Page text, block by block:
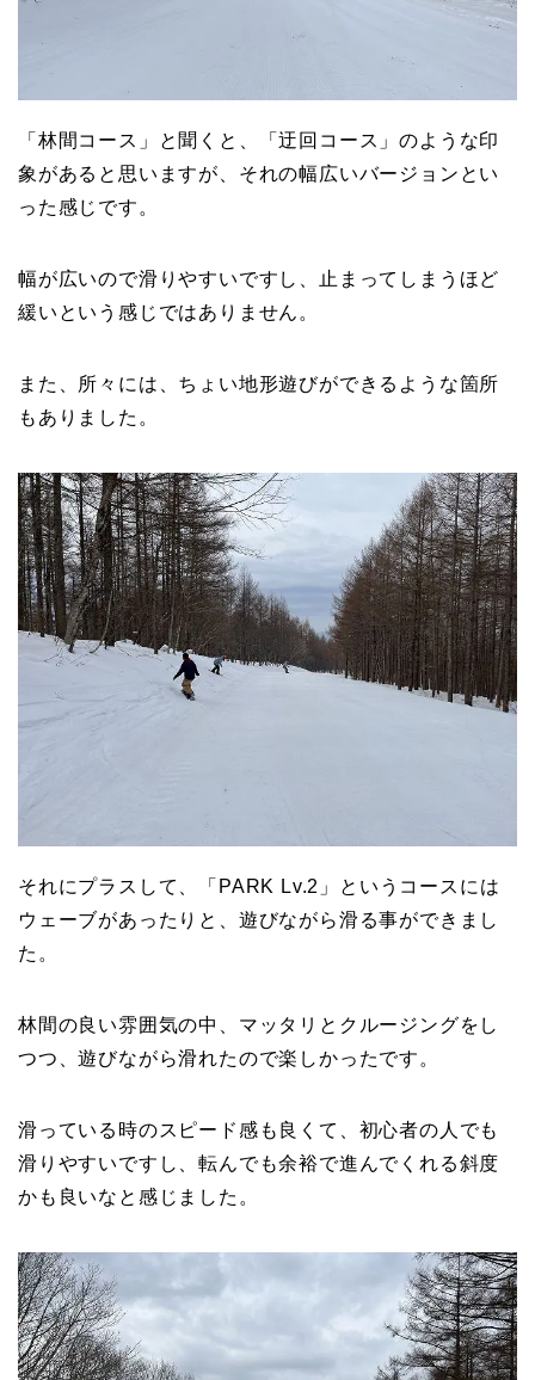
「林間コース」と聞くと、「迂回コース」のような印
象があると思いますが、それの幅広いバージョンとい
った感じです。
幅が広いので滑りやすいですし、止まってしまうほど
緩いという感じではありません。
また、所々には、ちょい地形遊びができるような箇所
もありました。
それにプラスして、「PARK Lv.2」というコースには
ウェーブがあったりと、遊びながら滑る事ができまし
た。
林間の良い雰囲気の中、マッタリとクルージングをし
つつ、遊びながら滑れたので楽しかったです。
滑っている時のスピード感も良くて、初心者の人でも
滑りやすいですし、転んでも余裕で進んでくれる斜度
かも良いなと感じました。